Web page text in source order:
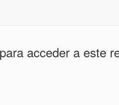
acceder a este